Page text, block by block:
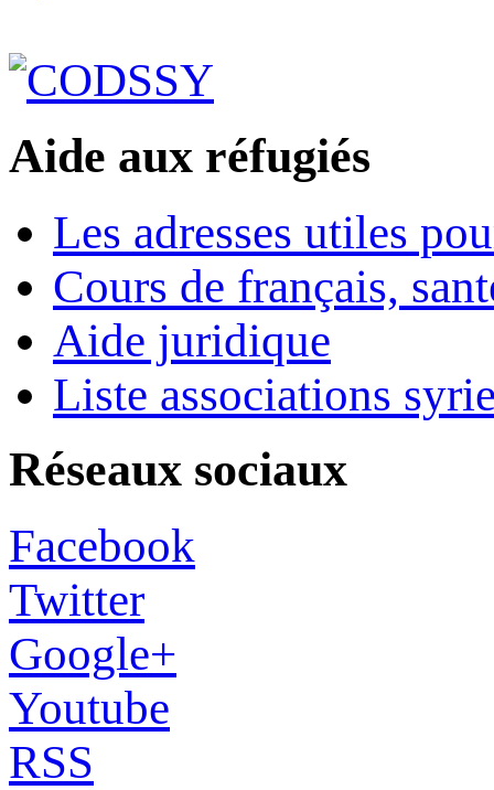
Aide aux réfugiés
Les adresses utiles
Cours de français,
Aide juridique
Liste associations
Réseaux sociaux
Facebook
Twitter
Google+
Youtube
RSS